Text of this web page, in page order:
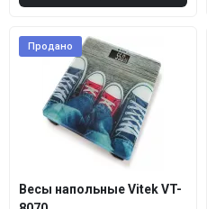
Продано
Весы напольные Vitek VT-